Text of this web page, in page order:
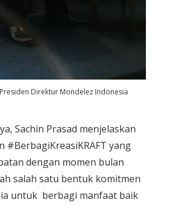
Direktur Mondelez Indonesia
Sachin Prasad menjelaskan
#BerbagiKreasiKRAFT yang
dengan momen bulan
salah satu bentuk komitmen
untuk berbagi manfaat baik